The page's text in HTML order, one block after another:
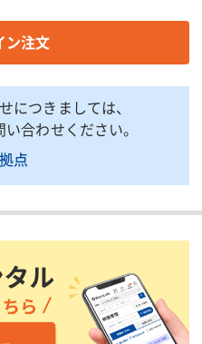
ン注文
につきましては、
合わせください。
点